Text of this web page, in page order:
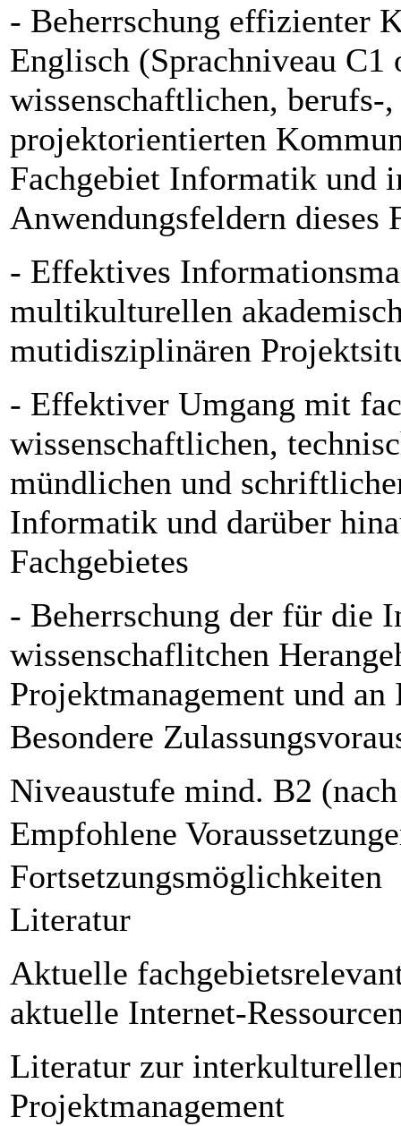
- Beherrschung effizienter
Englisch (Sprachniveau
wissenschaftlichen, berufs-
projektorientierten
Fachgebiet Informatik und
Anwendungsfeldern dieses
- Effektives
multikulturellen
mutidisziplinären
- Effektiver Umgang mit
wissenschaftlichen,
mündlichen und
Informatik und darüber
Fachgebietes
- Beherrschung der für die
wissenschaflitchen
Projektmanagement und
Besondere
Niveaustufe mind. B2
Empfohlene
Fortsetzungsmöglichkeiten
Literatur
Aktuelle
aktuelle Internet-
Literatur zur
Projektmanagement